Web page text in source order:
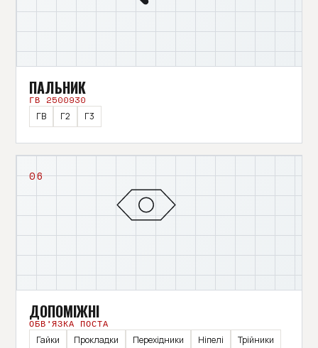
ПАЛЬНИК
ГВ 2500930
ГВ
Г2 Г3
06
ДОПОМІЖНІ
ОБВ’ЯЗКА ПОСТА
Гайки
Прокладки Перехідники Ніпелі Трійники